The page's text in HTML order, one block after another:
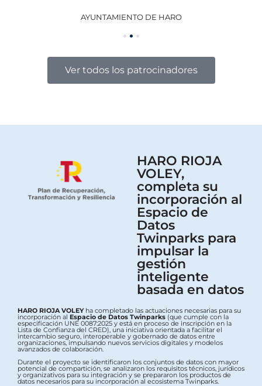
AYUNTAMIENTO DE HARO
Ver todos los patrocinadores
HARO RIOJA
VOLEY,
completa su
incorporación al
Espacio de
Datos
Twinparks para
impulsar la
gestión
inteligente
basada en datos
HARO RIOJA VOLEYha completado las actuaciones necesarias para su
incorporación al Espacio de Datos Twinparks (que cumple con la
especificación UNE 0087:2025 y está en proceso de inscripción en la
Lista de Confianza del CRED), una iniciativa orientada a facilitar el
intercambio seguro, interoperable y gobernado de datos entre
organizaciones, impulsando nuevos servicios digitales y modelos
avanzados de colaboración.
Durante el proyecto se identificaron los conjuntos de datos con mayor
potencial de compartición, se analizaron los requisitos técnicos, jurídicos
y organizativos para su integración y se prepararon los productos de
datos necesarios para su incorporación al ecosistema Twinparks.